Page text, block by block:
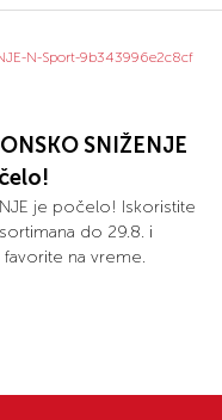
SNIŽENJE
je počelo! Iskoristite
do 29.8. i
na vreme.